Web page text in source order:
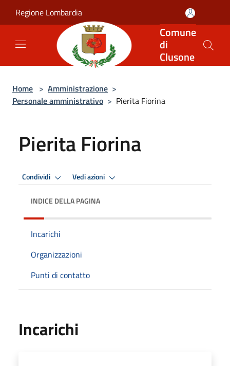
Regione Lombardia
Comune
di
Clusone
Home > Amministrazione >
Personale amministrativo > Pierita Fiorina
Pierita Fiorina
Condividi Vedi azioni
INDICE DELLA PAGINA
Incarichi
Organizzazioni
Punti di contatto
Incarichi